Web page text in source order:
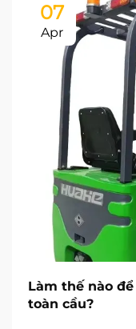
07
Apr
Làm thế nào
toàn cầu?